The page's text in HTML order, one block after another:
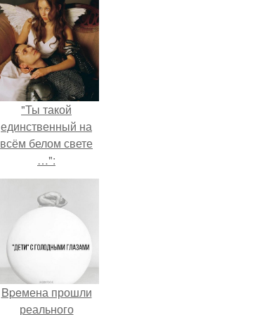
"Ты такой
единственный на
всём белом свете
…":
Bpeмена прошли
реального